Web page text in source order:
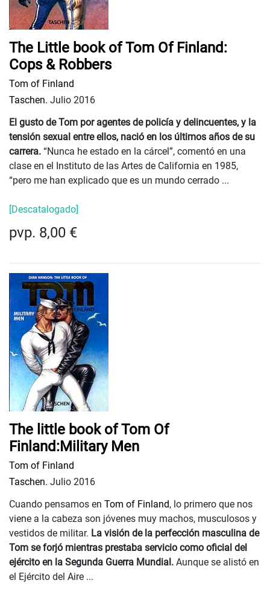
The Little book of Tom Of Finland:
Cops & Robbers
Tom of Finland
Taschen. Julio 2016
El gusto de Tom por agentes de policía y delincuentes, y la
tensión sexual entre ellos, nació en los últimos años de su
carrera. “Nunca he estado en la cárcel”, comentó en una
clase en el Instituto de las Artes de California en 1985,
“pero me han explicado que es un mundo cerrado ...
[Descatalogado]
pvp. 8,00 €
The little book of Tom Of
Finland:Military Men
Tom of Finland
Taschen. Julio 2016
Cuando pensamos en Tom of Finland, lo primero que nos
viene a la cabeza son jóvenes muy machos, musculosos y
vestidos de militar. La visión de la perfección masculina de
Tom se forjó mientras prestaba servicio como oficial del
ejército en la Segunda Guerra Mundial. Aunque se alistó en
el Ejército del Aire ...